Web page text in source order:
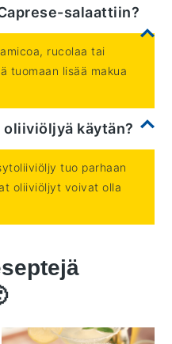
salaattiin?
rucolaa tai
tuomaan lisää makua
oliiviöljyä käytän?
tuo parhaan
oliiviöljyt voivat olla